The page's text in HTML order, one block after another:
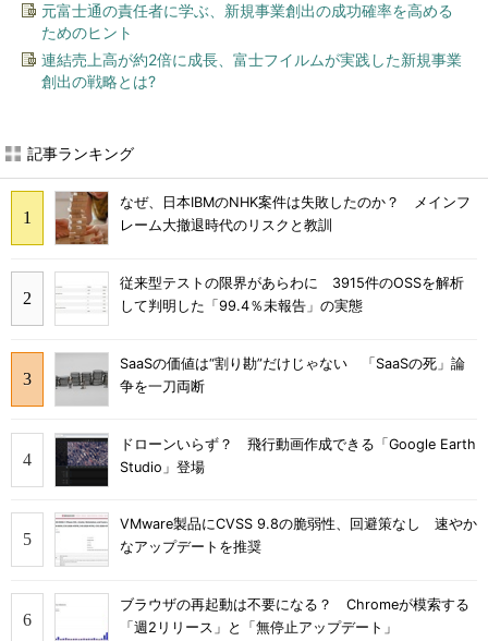
元富士通の責任者に学ぶ、新規事業創出の成功確率を高める
ためのヒント
連結売上高が約2倍に成長、富士フイルムが実践した新規事業
創出の戦略とは?
記事ランキング
なぜ、日本IBMのNHK案件は失敗したのか？ メインフ
レーム大撤退時代のリスクと教訓
従来型テストの限界があらわに 3915件のOSSを解析
して判明した「99.4％未報告」の実態
SaaSの価値は“割り勘”だけじゃない 「SaaSの死」論
争を一刀両断
ドローンいらず？ 飛行動画作成できる「Google Earth
Studio」登場
VMware製品にCVSS 9.8の脆弱性、回避策なし 速やか
なアップデートを推奨
ブラウザの再起動は不要になる？ Chromeが模索する
「週2リリース」と「無停止アップデート」